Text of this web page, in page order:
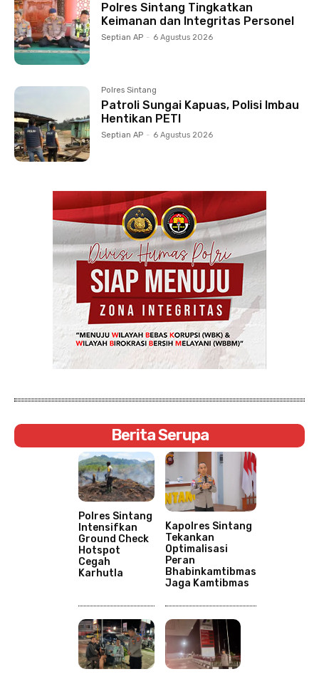
Polres Sintang Tingkatkan
Keimanan dan Integritas Personel
Septian AP - 6 Agustus 2026
Polres Sintang
Patroli Sungai Kapuas, Polisi Imbau
Hentikan PETI
Septian AP - 6 Agustus 2026
Berita Serupa
Polres Sintang
Intensifkan
Ground Check
Hotspot
Cegah
Karhutla
Kapolres Sintang
Tekankan
Optimalisasi
Peran
Bhabinkamtibmas
Jaga Kamtibmas